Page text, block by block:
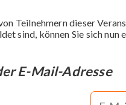
Teilnehmern dieser
sind, können Sie sich nun
E-Mail-Adresse